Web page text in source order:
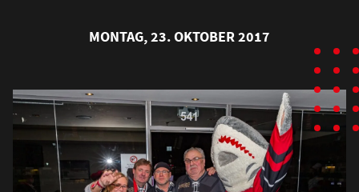
MONTAG, 23. OKTOBER 2017